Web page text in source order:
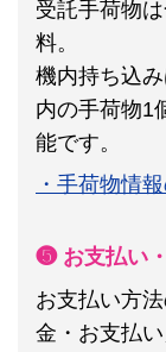
受託手荷物
料。
機内持ち込
内の手荷物1
能です。
・手荷物情
❺ お支払い
お支払い方
金・お支払い